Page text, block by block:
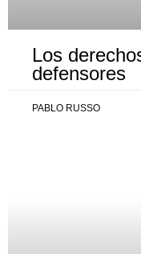
Los
defensores
PABLO RUSSO